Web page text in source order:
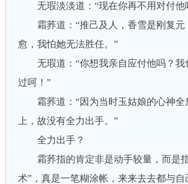
无瑕淡淡道：“现在你再不用对付他
霜荞道：“推己及人，香雪是刚复元
愈，我怕她无法胜任。”
无瑕道：“你想我亲自应付他吗？我
过呵！”
霜荞道：“因为当时玉姑娘的心神全
上，故没有全力出手。”
全力出手？
霜荞指的肯定非是动手较量，而是
术”，真是一笔糊涂帐，来来去去都与自